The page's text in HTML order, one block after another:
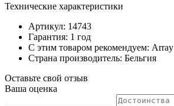
Технические характеристики
Артикул: 14743
Гарантия: 1 год
С этим товаром рекомендуем: Array
Страна производитель: Бельгия
Оставьте свой отзыв
Ваша оценка